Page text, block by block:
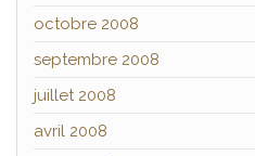
octobre 2008
septembre 2008
juillet 2008
avril 2008